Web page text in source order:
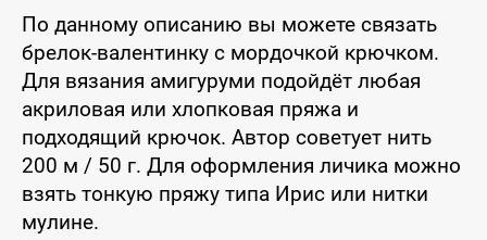
По данному описанию вы можете связать
брелок-валентинку с мордочкой крючком.
Для вязания амигуруми подойдёт любая
акриловая или хлопковая пряжа и
подходящий крючок. Автор советует нить
200 м / 50 г. Для оформления личика можно
взять тонкую пряжу типа Ирис или нитки
мулине.